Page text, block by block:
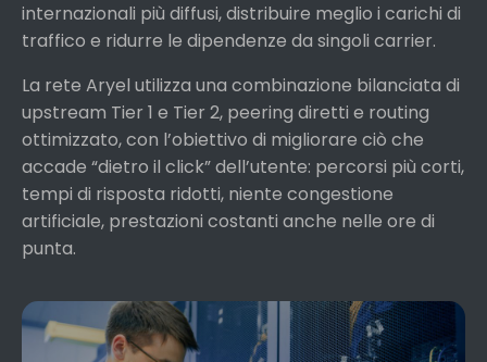
internazionali più diffusi, distribuire meglio i carichi di
traffico e ridurre le dipendenze da singoli carrier.
La rete Aryel utilizza una combinazione bilanciata di
upstream Tier 1 e Tier 2, peering diretti e routing
ottimizzato, con l’obiettivo di migliorare ciò che
accade “dietro il click” dell’utente: percorsi più corti,
tempi di risposta ridotti, niente congestione
artificiale, prestazioni costanti anche nelle ore di
punta.